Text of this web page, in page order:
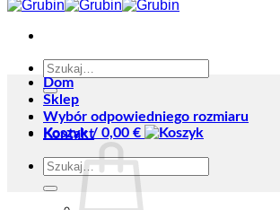
Szukaj:
Koszyk / 0,00 €
Dom
Sklep
Wybór odpowiedniego rozmiaru
Kontakt
Szukaj: